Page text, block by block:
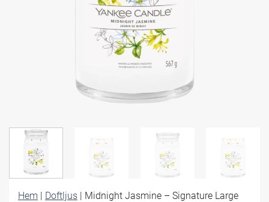
Hem | Doftljus | Midnight Jasmine – Signature Large